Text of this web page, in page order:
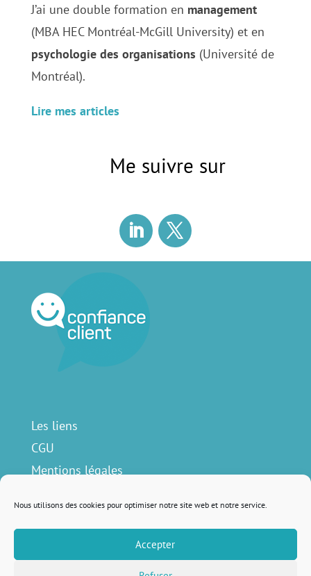
Nous utilisons des cookies pour optimiser notre site web et notre service.
Accepter
J’ai une double formation en management
(MBA HEC Montréal-McGill University) et en
psychologie des organisations (Université de
Montréal).
Lire mes articles
Me suivre sur
Les liens
CGU
Mentions légales